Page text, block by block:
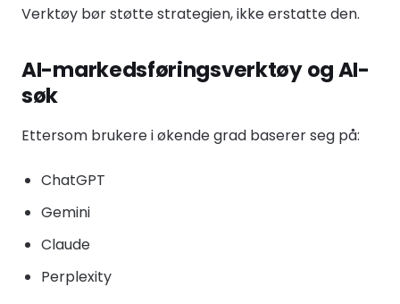
Verktøy bør støtte strategien, ikke erstatte den.
AI-markedsføringsverktøy og AI-
søk
Ettersom brukere i økende grad baserer seg på:
ChatGPT
Gemini
Claude
Perplexity